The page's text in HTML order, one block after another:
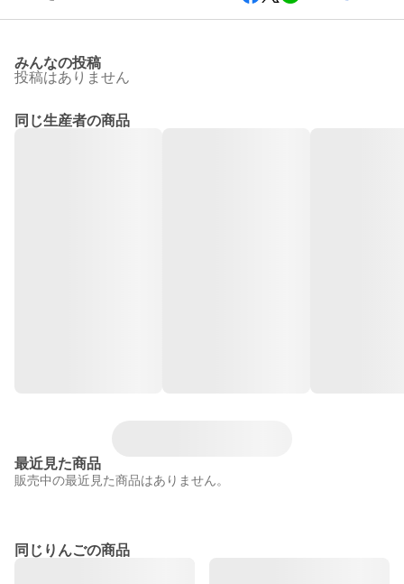
みんなの投稿
投稿はありません
同じ生産者の商品
最近見た商品
販売中の最近見た商品はありません。
同じりんごの商品